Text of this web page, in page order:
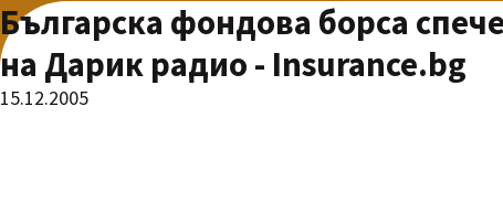
Българска фондова борса
на Дарик радио - Insurance.bg
15.12.2005